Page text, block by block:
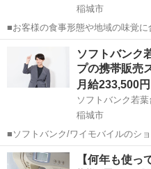
稲城市
■お客様の食事形態や地域の味覚
庫管理、帳票作成、食材費の管理
膳、厨房の衛生管理にも携わり、
も関われます。日々の食事を通じ
栄養士
ソフトバンク
プの携帯販売
月給233,500円
ソフトバンク若葉
稲城市
■ソフトバンク/ワイモバイルのシ
ートフォンの機種やプラン・イン
ない商品やサービスのコンサルティン
東京 稲城市 その他
【何年も使っ